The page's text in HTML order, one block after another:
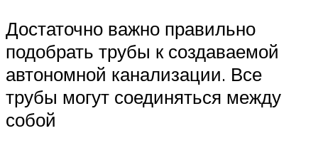
Достаточно важно правильно
подобрать трубы к создаваемой
автономной канализации. Все
трубы могут соединяться между
собой